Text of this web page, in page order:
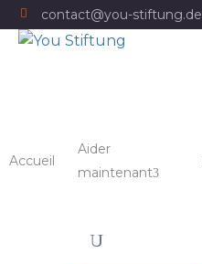
contact@you-stiftung.de
Accueil
Aider
maintenant